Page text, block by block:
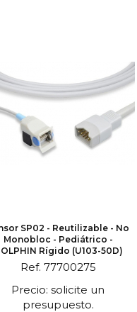
SP02 - Reutilizable - No
Monobloc - Pediátrico -
Rígido (U103-50D)
Ref. 77700275
Precio: solicite un
presupuesto.